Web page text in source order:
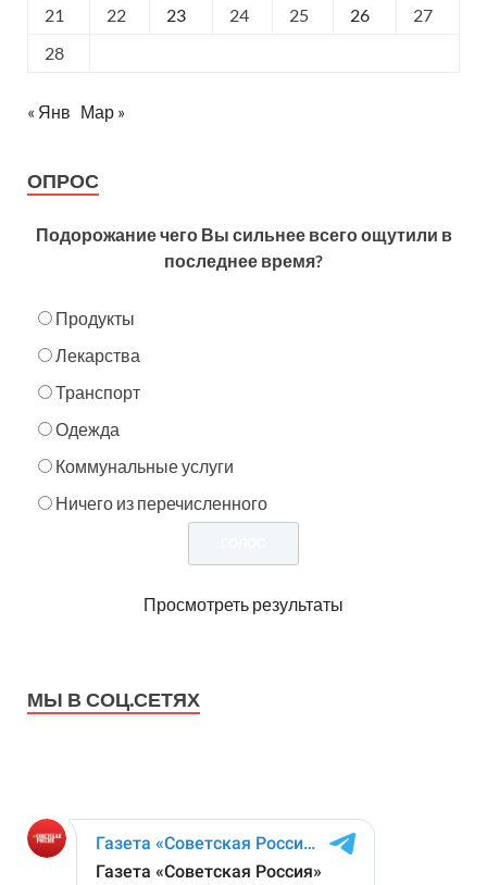
21
22 23 24 25 26
27
28
« Янв Мар »
ОПРОС
Подорожание чего Вы сильнее всего ощутили в
последнее время?
Продукты
Лекарства
Транспорт
Одежда
Коммунальные услуги
Ничего из перечисленного
Просмотреть результаты
МЫ В СОЦ.СЕТЯХ